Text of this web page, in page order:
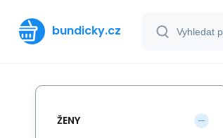
bundicky.cz
ŽENY